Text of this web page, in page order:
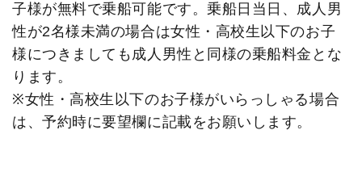
子様が無料で乗船可能です。乗船日当日、成人男
性が2名様未満の場合は女性・高校生以下のお子
様につきましても成人男性と同様の乗船料金とな
ります。
※女性・高校生以下のお子様がいらっしゃる場合
は、予約時に要望欄に記載をお願いします。